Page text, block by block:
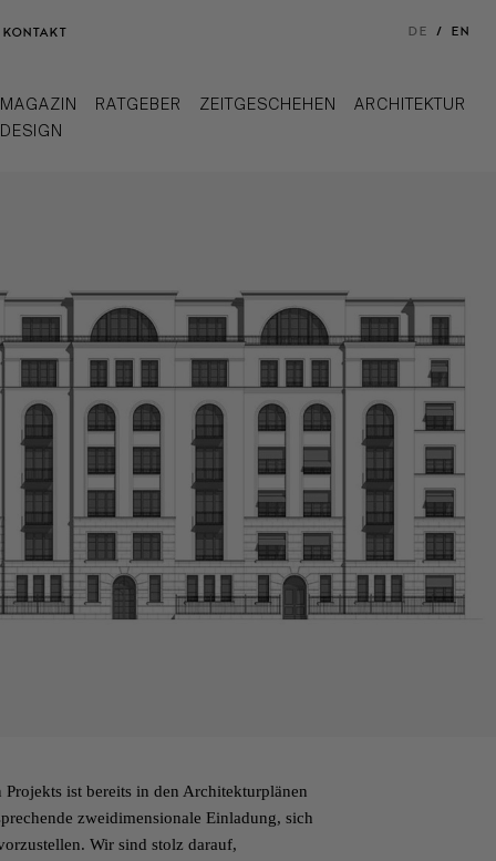
KONTAKT DE EN
MAGAZIN RATGEBER ZEITGESCHEHEN
ARCHITEKTUR
DESIGN
ist bereits in den Architekturplänen
zweidimensionale Einladung, sich
Wir sind stolz darauf,